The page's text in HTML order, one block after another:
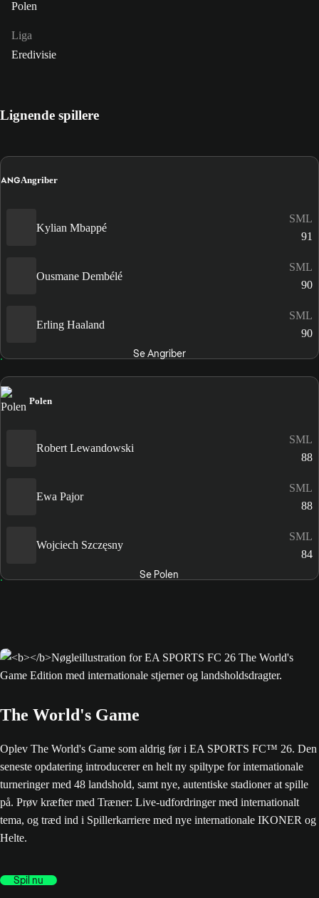
Polen
Liga
Eredivisie
Lignende spillere
ANGAngriber
Kylian Mbappé
SML
91
Ousmane Dembélé
SML
90
Erling Haaland
SML
90
Se Angriber
Polen
Robert Lewandowski
SML
88
Ewa Pajor
SML
88
Wojciech Szczęsny
SML
84
Se Polen
The World's Game
Oplev The World's Game som aldrig før i EA SPORTS FC™ 26. Den
seneste opdatering introducerer en helt ny spiltype for internationale
turneringer med 48 landshold, samt nye, autentiske stadioner at spille
på. Prøv kræfter med Træner: Live-udfordringer med internationalt
tema, og træd ind i Spillerkarriere med nye internationale IKONER og
Helte.
Spil nu